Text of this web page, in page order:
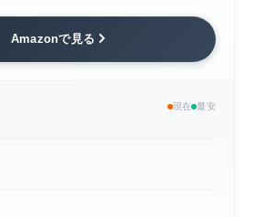
Amazonで見る
現在 最安